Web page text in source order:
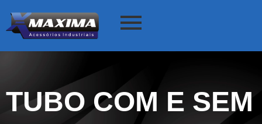
TUBO COM E SEM